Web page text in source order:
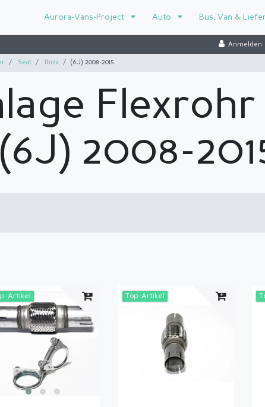
Aurora-Vans-Project Auto Bus, Van &
Anmelden
Seat Ibiza (6J) 2008-2015
2008-
Artikel Top-Artikel